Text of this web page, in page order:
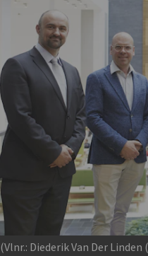
(Vlnr.: Diederik Van Der